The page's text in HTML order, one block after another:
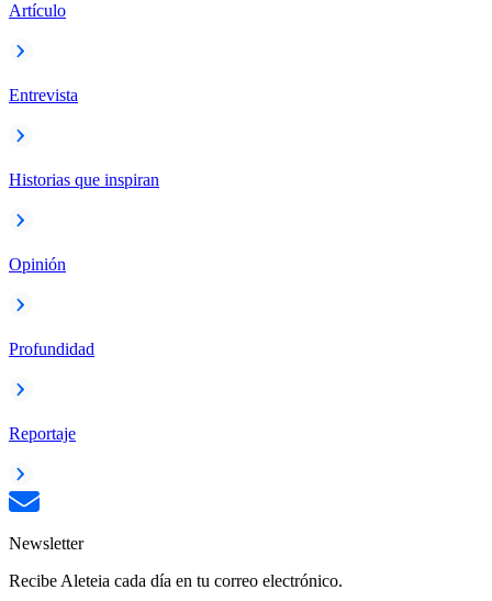
Artículo
Entrevista
Historias que inspiran
Opinión
Profundidad
Reportaje
Newsletter
Recibe Aleteia cada día en tu correo electrónico.